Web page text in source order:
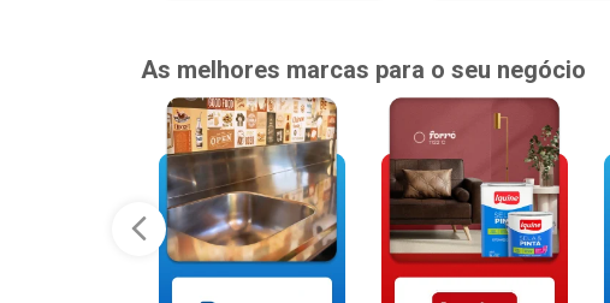
As melhores marcas para o seu negócio